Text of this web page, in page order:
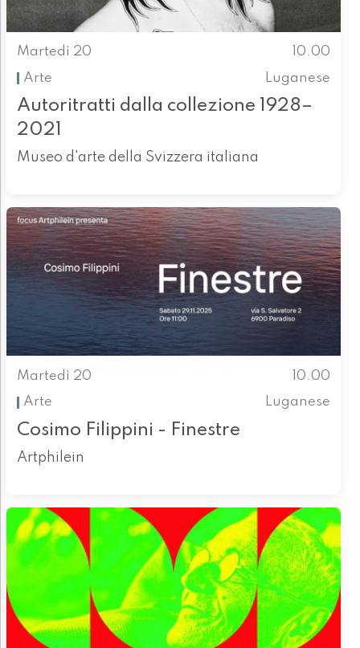
Martedì 20
10.00
Arte
Luganese
Autoritratti dalla collezione 1928–
2021
Museo d'arte della Svizzera italiana
Martedì 20
10.00
Arte
Luganese
Cosimo Filippini - Finestre
Artphilein